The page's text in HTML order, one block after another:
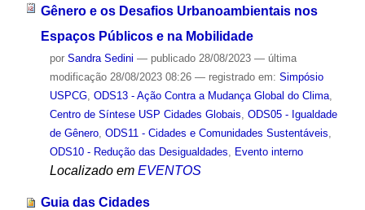
Gênero e os Desafios Urbanoambientais nos
Espaços Públicos e na Mobilidade
por Sandra Sedini — publicado28/08/2023 — última
modificação28/08/2023 08:26 — registrado em: Simpósio
USPCG, ODS13 - Ação Contra a Mudança Global do Clima,
Centro de Síntese USP Cidades Globais ODS05 - Igualdade
de Gênero, ODS11 - Cidades e Comunidades Sustentáveis
ODS10 - Redução das Desigualdades
Evento interno
Localizado em EVENTOS
Guia das Cidades